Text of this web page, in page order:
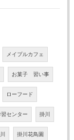
メイプルカフェ
お菓子 習い事
ローフード
習センター 掛川
掛川花鳥園